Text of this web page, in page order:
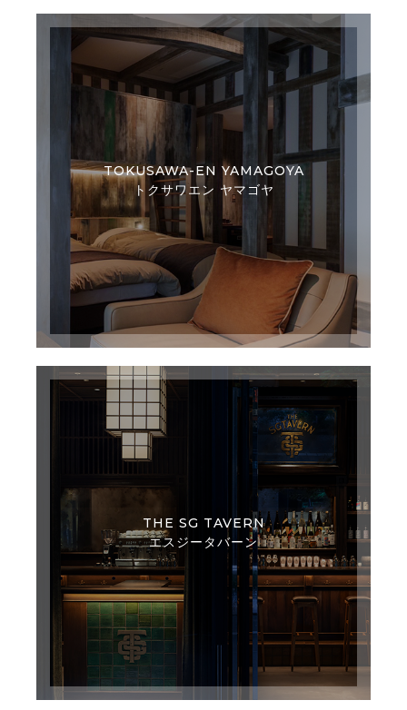
TOKUSAWA-EN YAMAGOYA
トクサワエン ヤマゴヤ
THE SG TAVERN
エスジータバーン